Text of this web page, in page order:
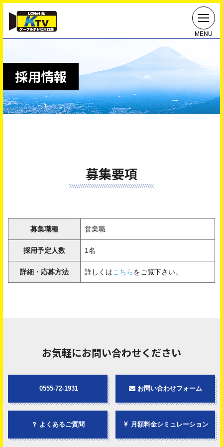
MENU
採用情報
募集要項
募集職種 営業職
採用予定人数 1名
詳細・応募方法 詳しくはこちらをご覧下さい。
お気軽にお問い合わせください
0555-72-1931 お問い合わせフォーム
よくあるご質問 月額料金シミュレーション